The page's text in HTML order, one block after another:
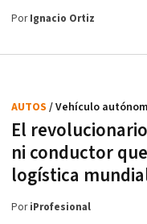
PorIgnacio Ortiz
El
ni conductor
logística
AUTOS / Vehículo
PoriProfesional